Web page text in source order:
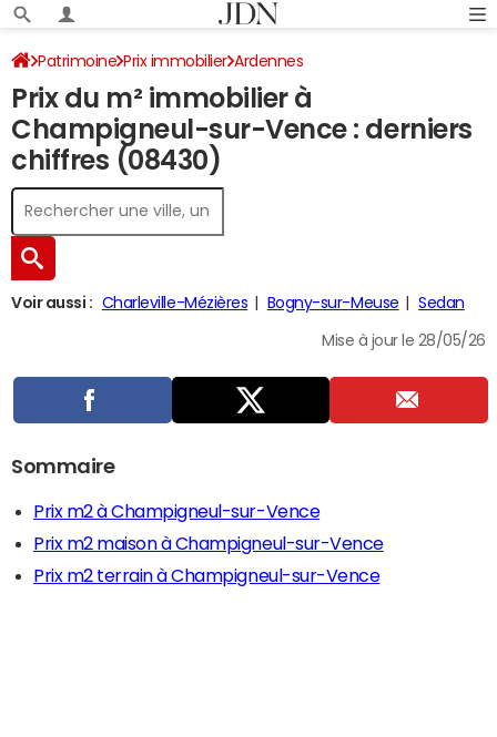
Patrimoine Prix immobilier Ardennes
Champigneul-sur-Vence
Prix du m² immobilier à
Champigneul-sur-Vence : derniers
chiffres (08430)
Voir aussi : Charleville-Mézières Bogny-sur-Meuse Sedan
Mise à jour le 28/05/26
Sommaire
Prix m2 à Champigneul-sur-Vence
Prix m2 maison à Champigneul-sur-Vence
Prix m2 terrain à Champigneul-sur-Vence